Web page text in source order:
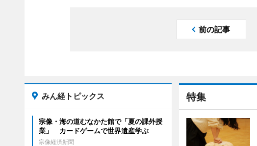
前の記事
特集
みん経トピックス
宗像・海の道むなかた館で「夏の課外授
業」 カードゲームで世界遺産学ぶ
宗像経済新聞